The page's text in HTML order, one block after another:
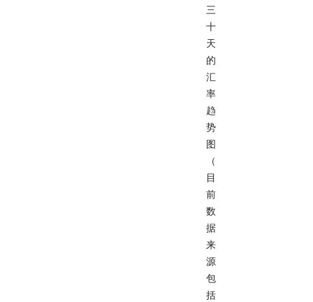
三
十
天
的
汇
率
趋
势
图
（
目
前
数
据
来
源
包
括